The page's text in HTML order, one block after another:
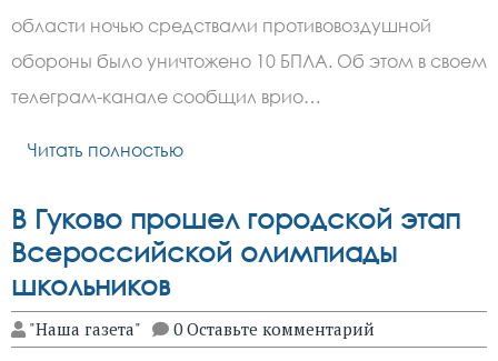
области ночью средствами противовоздушной
обороны было уничтожено 10 БПЛА. Об этом в своем
телеграм-канале сообщил врио…
Читать полностью
В Гуково прошел городской этап
Всероссийской олимпиады
школьников
"Наша газета" 0 Оставьте комментарий